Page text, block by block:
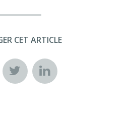
CET ARTICLE